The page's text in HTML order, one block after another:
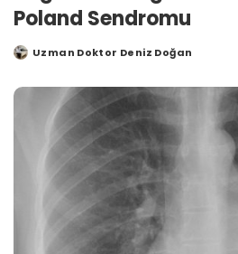
Poland Sendromu
PostedUzman Doktor Deniz Doğan